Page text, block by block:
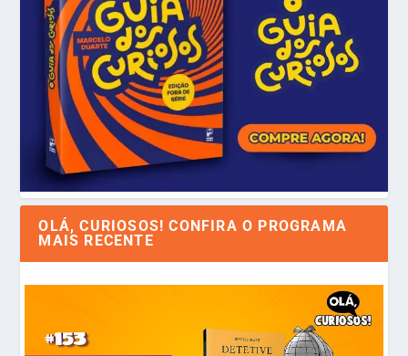
OLÁ, CURIOSOS! CONFIRA O PROGRAMA
MAIS RECENTE